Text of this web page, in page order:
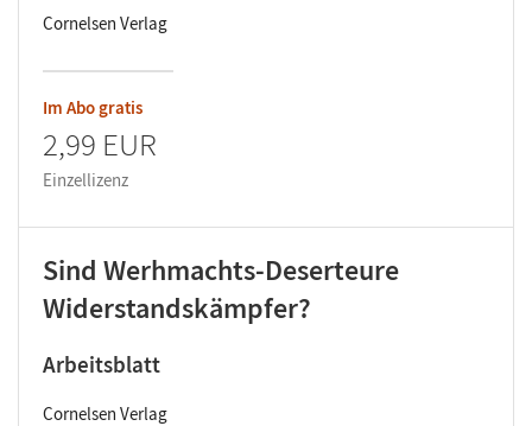
Cornelsen Verlag
Im Abo gratis
2,99 EUR
Einzellizenz
Sind Werhmachts-Deserteure
Widerstandskämpfer?
Arbeitsblatt
Cornelsen Verlag